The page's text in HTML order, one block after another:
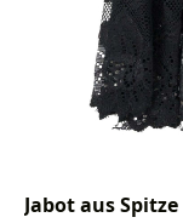
Jabot aus Spitze